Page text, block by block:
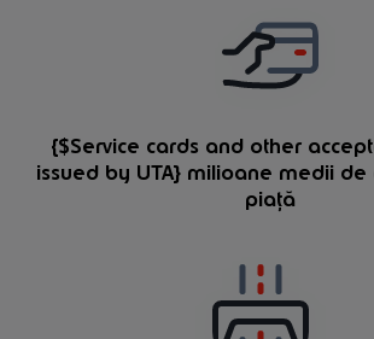
{$Service cards and other
issued by UTA} milioane medii
piață